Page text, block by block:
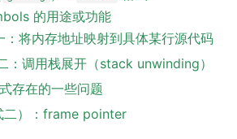
的用途或功能
：将内存地址映射到具体某行源代码
：调用栈展开（stack unwinding）
存在的一些问题
二）：frame pointer